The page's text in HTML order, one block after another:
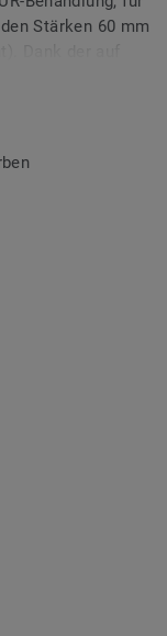
Stärken 60 mm
sorgen Sie für